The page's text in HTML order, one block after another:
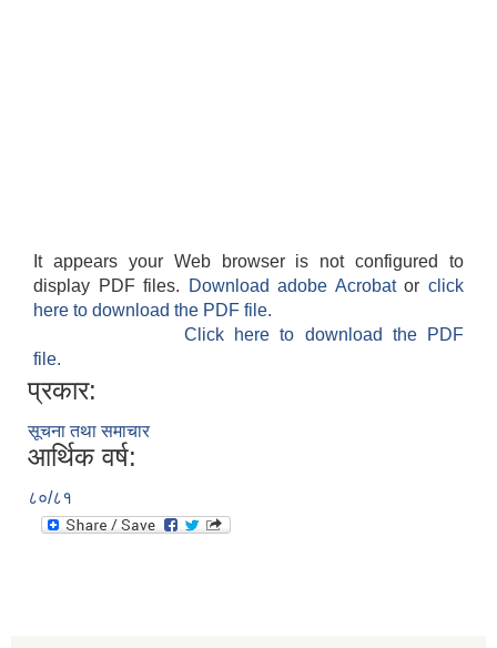
It appears your Web browser is not configured to
display PDF files.
Download adobe Acrobatorclick
here to download the PDF file.
Click here to download the PDF
file.
प्रकार:
सूचना तथा समाचार
आर्थिक वर्ष:
८०/८१